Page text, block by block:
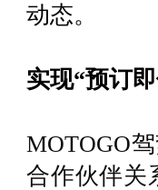
动态。
实现“预订
MOTOGO
合作伙伴关